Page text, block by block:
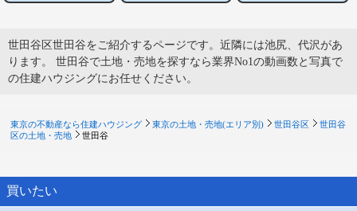
世田谷区世田谷をご紹介するページです。近隣には池尻、代沢があ
ります。 世田谷で土地・売地を探すなら業界No1の動画数と写真で
の住建ハウジングにお任せください。
東京の不動産なら住建ハウジング 東京の土地・売地(エリア別) 世田谷区
世田谷
区の土地・売地
世田谷
買いたい